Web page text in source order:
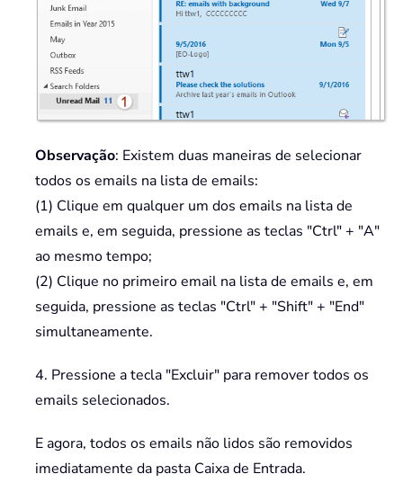
Observação: Existem duas maneiras de selecionar
todos os emails na lista de emails:
(1) Clique em qualquer um dos emails na lista de
emails e, em seguida, pressione as teclas "Ctrl" + "A"
ao mesmo tempo;
(2) Clique no primeiro email na lista de emails e, em
seguida, pressione as teclas "Ctrl" + "Shift" + "End"
simultaneamente.
4. Pressione a tecla "Excluir" para remover todos os
emails selecionados.
E agora, todos os emails não lidos são removidos
imediatamente da pasta Caixa de Entrada.